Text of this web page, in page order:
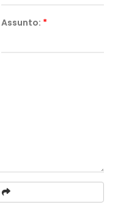
Assunto: *